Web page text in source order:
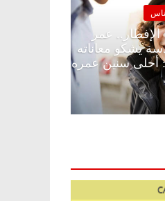
مقعد شاغر
محمد علي
من الأمراض..
بلا زينة
خبير
ولمة